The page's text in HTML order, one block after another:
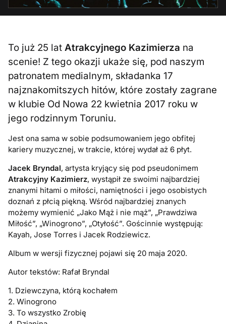
To już 25 latAtrakcyjnego Kazimierza na
scenie! Z tego okazji ukaże się, pod naszym
patronatem medialnym, składanka 17
najznakomitszych hitów, które zostały zagrane
w klubie Od Nowa 22 kwietnia 2017 roku w
jego rodzinnym Toruniu.
Jest ona sama w sobie podsumowaniem jego obfitej
kariery muzycznej, w trakcie, której wydał aż 6 płyt.
Jacek Bryndal, artysta kryjący się pod pseudonimem
Atrakcyjny Kazimierz, wystąpił ze swoimi najbardziej
znanymi hitami o miłości, namiętności i jego osobistych
doznań z płcią piękną. Wśród najbardziej znanych
możemy wymienić „Jako Mąż i nie mąż”, „Prawdziwa
Miłość”, „Winogrono”, „Otyłość”. Gościnnie występują:
Kayah, Jose Torres i Jacek Rodziewicz.
Album w wersji fizycznej pojawi się 20 maja 2020.
Autor tekstów: Rafał Bryndal
1. Dziewczyna, którą kochałem
2. Winogrono
3. To wszystko Zrobię